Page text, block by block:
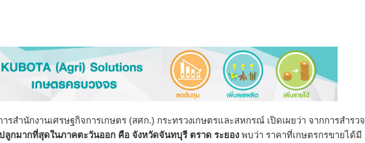
ำนักงานเศรษฐกิจการเกษตร (สศก.) กระทรวงเกษตรและสหกรณ์ เปิดเผยว่า จากการสำรวจ
ลูกมากที่สุดในภาคตะวันออก คือ จังหวัดจันทบุรี ตราด ระยอง พบว่า ราคาที่เกษตรกรขายได้มี